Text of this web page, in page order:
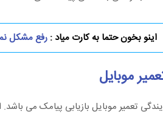
اینو بخون حتما به کارت میاد :رفع مشکل
موبایل
تعمیر موبایل بازیابی پیامک می